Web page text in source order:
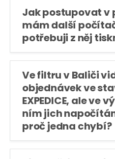
Jak postupovat v
mám další
potřebuji z něj
Ve filtru v Baliči
objednávek ve
EXPEDICE, ale ve
ním jich
proč jedna chybí?